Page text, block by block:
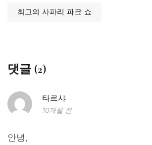
최고의 사파리 파크 쇼
댓글 (2)
타르샤
10개월 전
안녕,